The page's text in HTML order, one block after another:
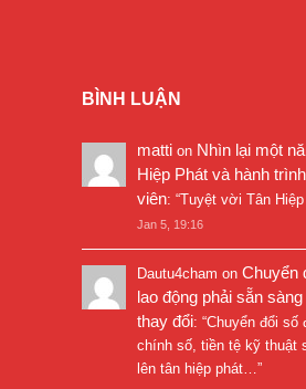
BÌNH LUẬN
matti on Nhìn lại một
Hiệp Phát và hành
viên: “Tuyệt vời Tân
Jan 5, 19:16
Dautu4cham on Chuyển
lao động phải sẵn
thay đổi: “Chuyển đổi số
chính số, tiền tệ kỹ thuật
lên tân hiệp phát… ”